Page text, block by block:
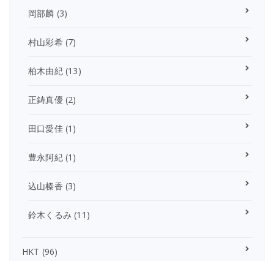
岡部麟 (3)
村山彩希(7)
柏木由紀(13)
正鋳真優(2)
田口愛佳(1)
豊永阿紀(1)
込山榛香 (3)
鈴木くるみ (11)
HKT (96)